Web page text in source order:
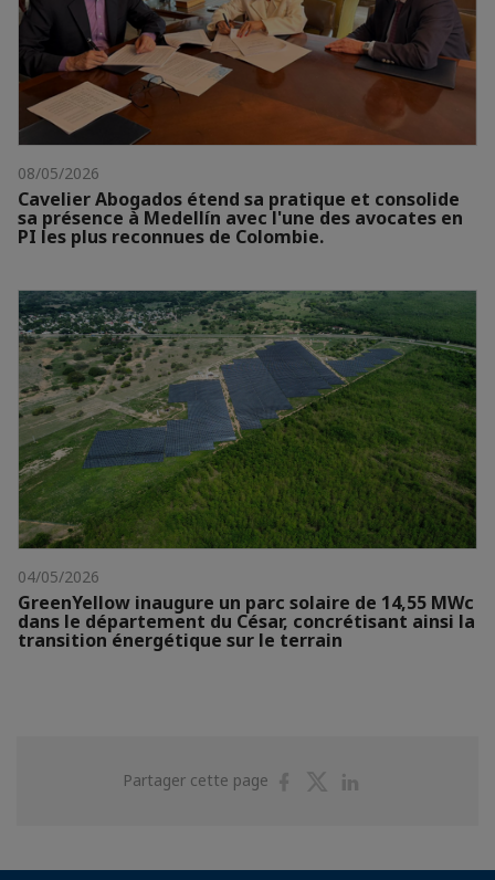
08/05/2026
Cavelier Abogados étend sa pratique et consolide
sa présence à Medellín avec l'une des avocates en
PI les plus reconnues de Colombie.
04/05/2026
GreenYellow inaugure un parc solaire de 14,55 MWc
dans le département du César, concrétisant ainsi la
transition énergétique sur le terrain
Partager cette page
PartagerPartager